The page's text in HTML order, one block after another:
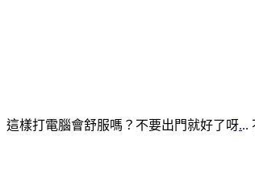
這樣打電腦會舒服嗎？不要出門就好了呀...